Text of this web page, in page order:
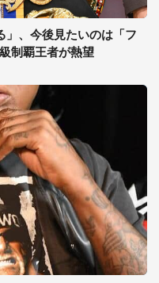
」、今後見たいのは「フ
制覇王者が熱望